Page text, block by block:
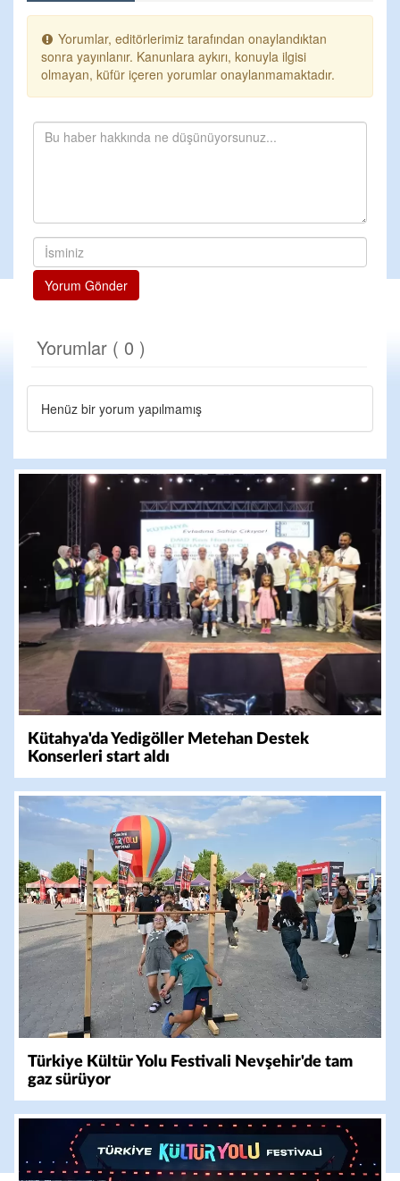
Yorumlar, editörlerimiz tarafından onaylandıktan
sonra yayınlanır. Kanunlara aykırı, konuyla ilgisi
olmayan, küfür içeren yorumlar onaylanmamaktadır.
Yorum Gönder
Yorumlar ( 0 )
Henüz bir yorum yapılmamış
Kütahya'da Yedigöller Metehan Destek
Konserleri start aldı
Türkiye Kültür Yolu Festivali Nevşehir'de tam
gaz sürüyor